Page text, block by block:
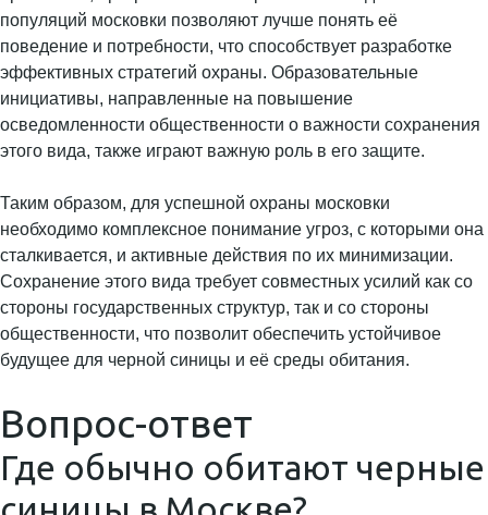
популяций московки позволяют лучше понять её
поведение и потребности, что способствует разработке
эффективных стратегий охраны. Образовательные
инициативы, направленные на повышение
осведомленности общественности о важности сохранения
этого вида, также играют важную роль в его защите.
Таким образом, для успешной охраны московки
необходимо комплексное понимание угроз, с которыми она
сталкивается, и активные действия по их минимизации.
Сохранение этого вида требует совместных усилий как со
стороны государственных структур, так и со стороны
общественности, что позволит обеспечить устойчивое
будущее для черной синицы и её среды обитания.
Вопрос-ответ
Где обычно обитают черные